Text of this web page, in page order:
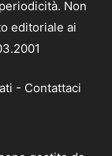
Non
editoriale ai
- Contattaci